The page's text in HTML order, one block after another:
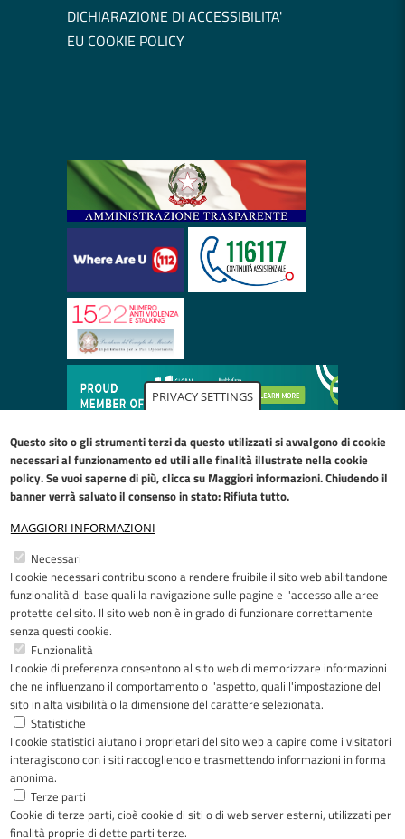
PRIVACY SETTINGS
Questo sito o gli strumenti terzi da questo utilizzati si avvalgono di cookie
necessari al funzionamento ed utili alle finalità illustrate nellacookie
policy. Se vuoi saperne di più, clicca su Maggiori informazioni. Chiudendo il
banner verrà salvato il consenso in stato: Rifiuta tutto.
MAGGIORI INFORMAZIONI
Necessari
I cookie necessari contribuiscono a rendere fruibile il sito web abilitandone
funzionalità di base quali la navigazione sulle pagine e l'accesso alle aree
protette del sito. Il sito web non è in grado di funzionare correttamente
senza questi cookie.
Funzionalità
I cookie di preferenza consentono al sito web di memorizzare informazioni
che ne influenzano il comportamento o l'aspetto, quali l'impostazione del
sito in alta visibilità o la dimensione del carattere selezionata.
Statistiche
I cookie statistici aiutano i proprietari del sito web a capire come i visitatori
interagiscono con i siti raccogliendo e trasmettendo informazioni in forma
anonima.
Terze parti
Cookie di terze parti, cioè cookie di siti o di web server esterni, utilizzati per
finalità proprie di dette parti terze.
DICHIARAZIONE DI ACCESSIBILITA'
EU COOKIE POLICY
Restiamo in contatto
FacebookYouTubeLinkedInInstagram
Riconoscimenti
Copyright © 2005-2023 - ASST Papa